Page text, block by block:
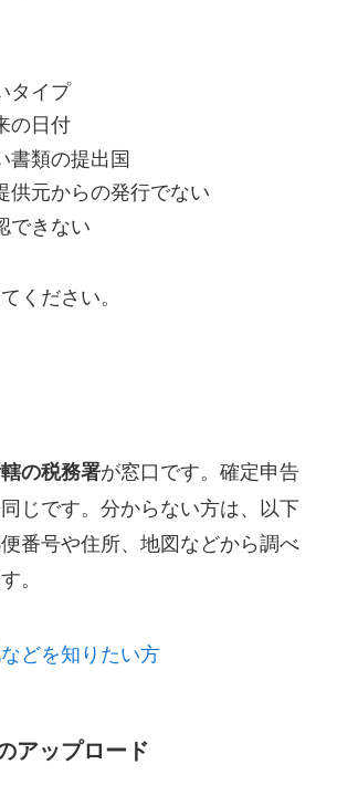
タイプ
の日付
書類の提出国
供元からの発行でない
できない
ください。
の税務署が窓口です。確定申告
じです。分からない方は、以下
番号や住所、地図などから調べ
。
どを知りたい方
アップロード